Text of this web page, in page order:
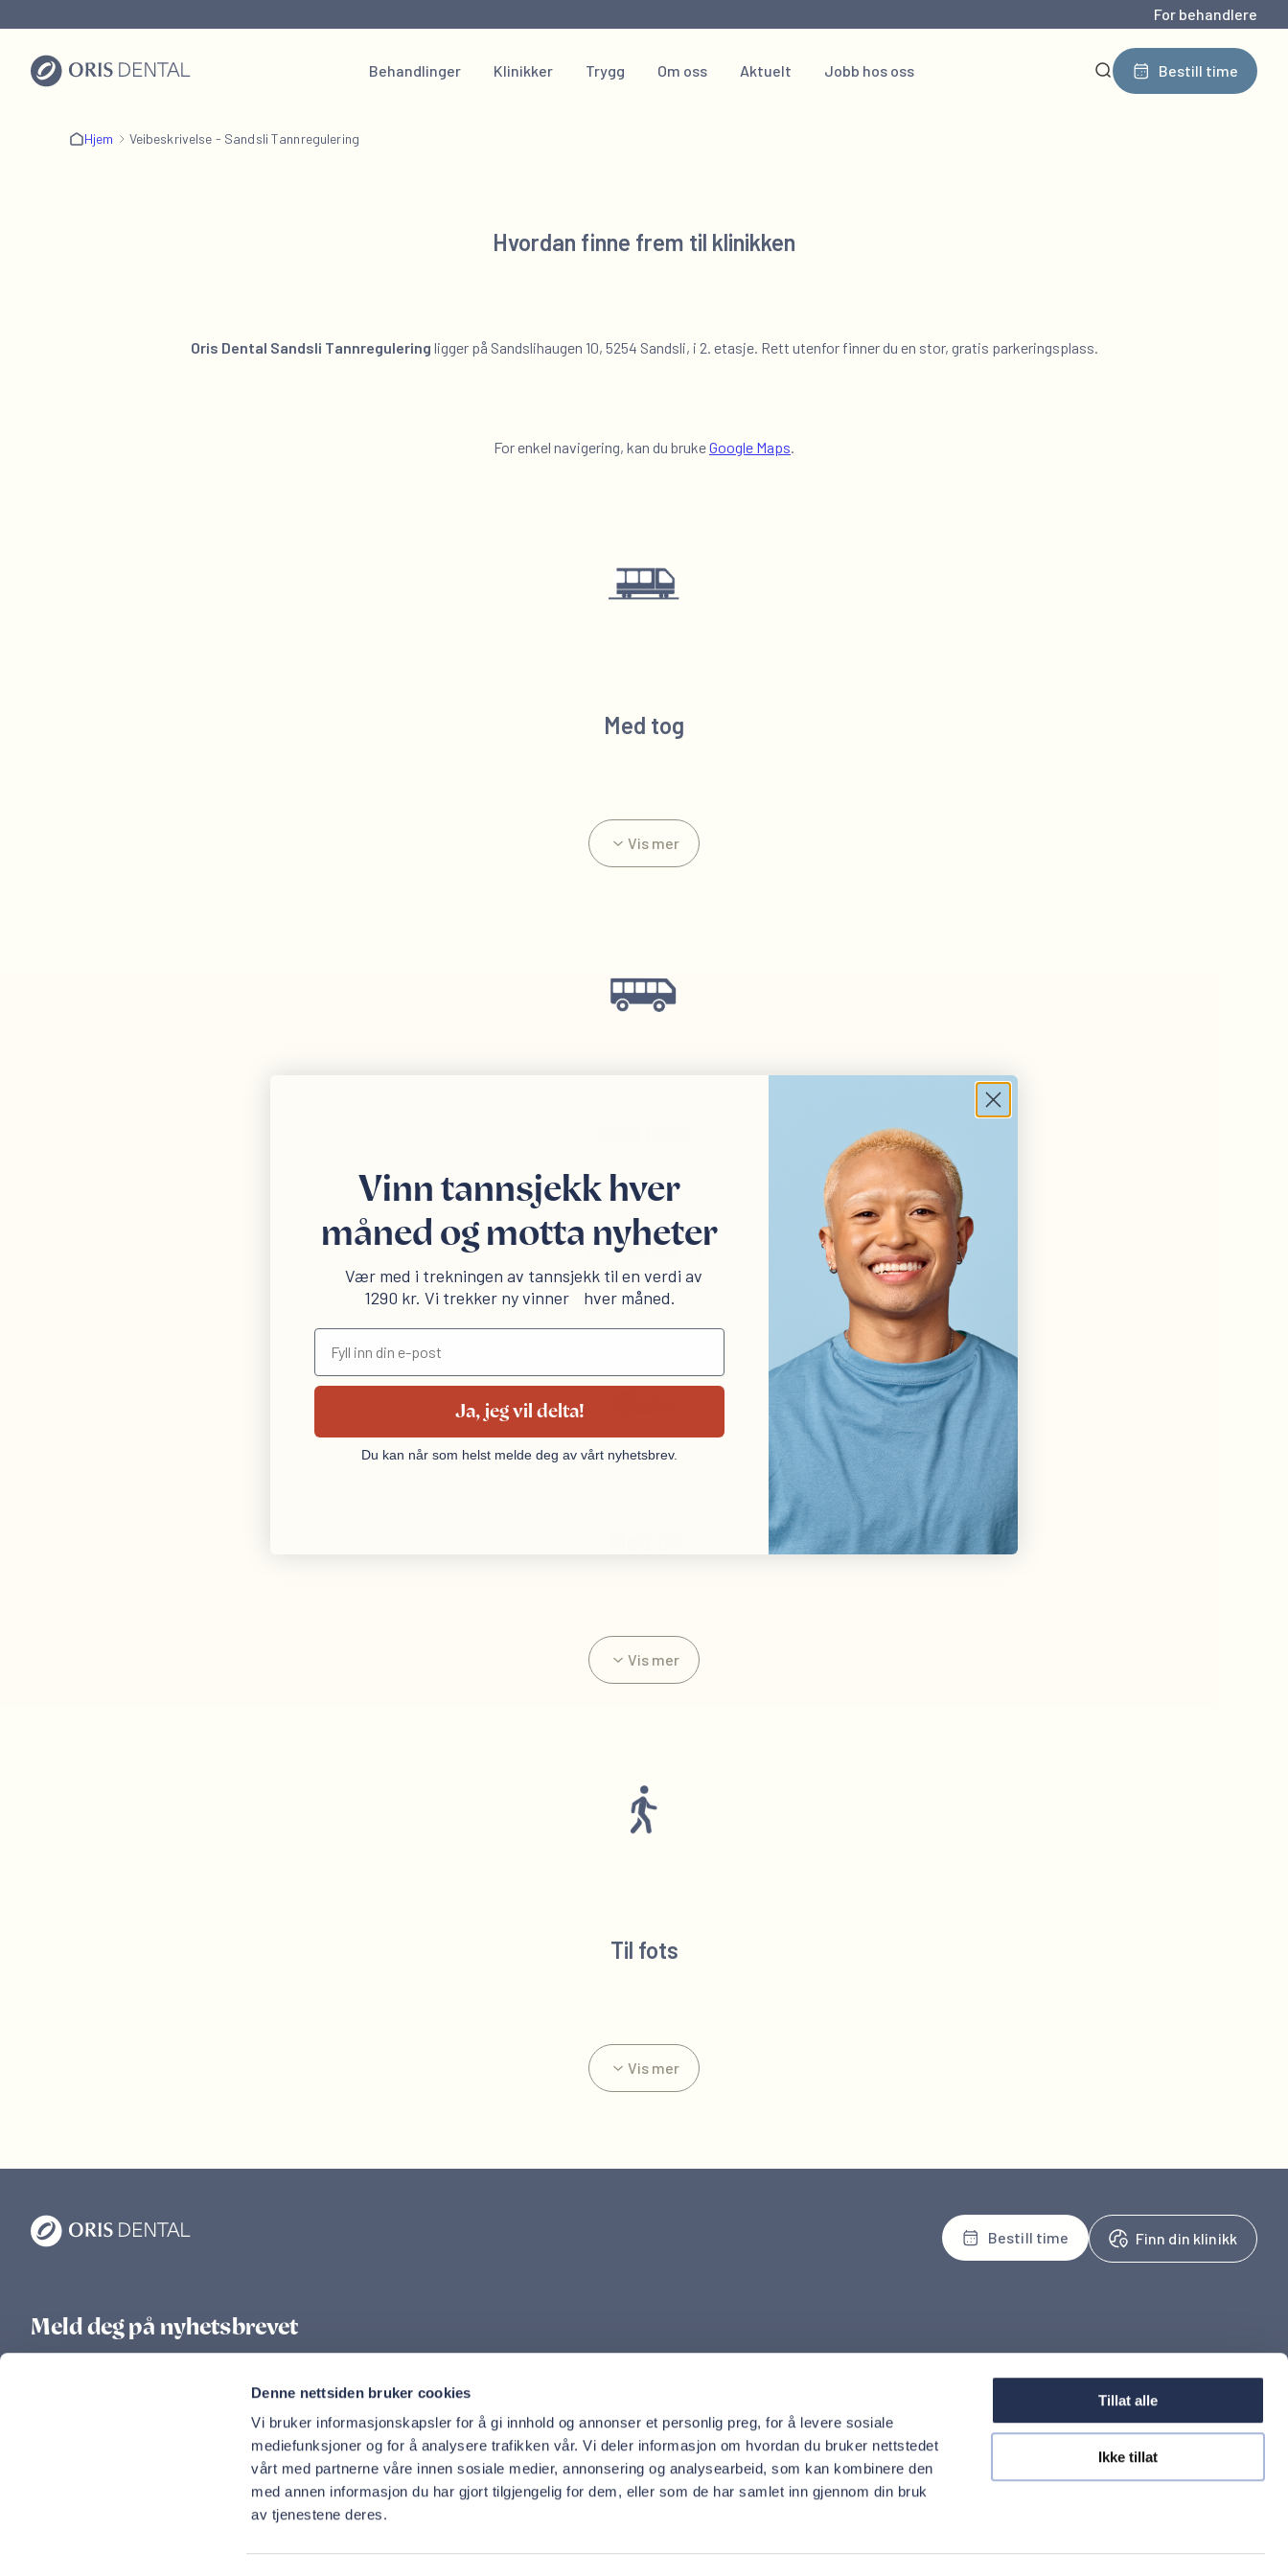
Denne nettsiden bruker cookies
Vi bruker informasjonskapsler for å gi innhold og annonser et personlig preg, for å levere sosiale
mediefunksjoner og for å analysere trafikken vår. Vi deler informasjon om hvordan du bruker nettstedet
vårt med partnerne våre innen sosiale medier, annonsering og analysearbeid, som kan kombinere den
med annen informasjon du har gjort tilgjengelig for dem, eller som de har samlet inn gjennom din bruk
av tjenestene deres.
Tillat alle
Ikke tillat
For behandlere
Behandlinger Klinikker Trygg Om oss Aktuelt Jobb hos oss Bestill time
Hjem Veibeskrivelse - Sandsli Tannregulering
Hvordan finne frem til klinikken
Oris Dental Sandsli Tannregulering ligger på Sandslihaugen 10, 5254 Sandsli, i 2. etasje. Rett utenfor finner du en stor, gratis parkeringsplass.
For enkel navigering, kan du brukeGoogle Maps.
Med tog
Bybanen:
Vis mer
Ta buss 50E og gå av ved Kiwi. Derfra er det kun 1 minutts gange til klinikken.
Vis mer
Klinikken har en stor, gratis parkeringsplass rett utenfor bygget, så det er
Vis mer
Til fots
Fra Sandsliveien stasjon (Bybanen):
Vis mer
Meld deg på nyhetsbrevet
Meld meg på
Bestill time Finn din klinikk
Priser
Trygg
Aktuelt
Administrasjon
Henvis
Vinn tannsjekk hver
måned og motta nyheter
Vær med i trekningen av tannsjekk til en verdi av
1290 kr. Vi trekker ny vinner hver måned.
Ja, jeg vil delta!
Du kan når som helst melde deg av vårt nyhetsbrev.